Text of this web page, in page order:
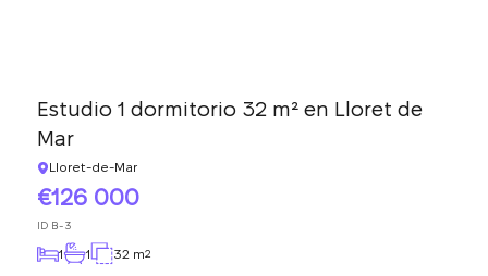
Estudio 1 dormitorio 32 m² en Lloret de
Mar
Lloret-de-Mar
126 000
ID B-3
1 1 32 m2